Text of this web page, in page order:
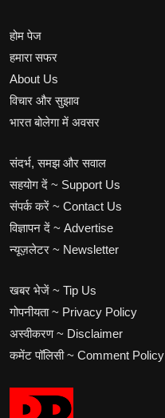
होम पेज
हमारा सफर
About Us
विचार और सुझाव
भारत बोलेगा में अवसर
संदर्भ, समझ और सवाल
सहयोग दें ~ Support Us
संपर्क करें ~ Contact Us
विज्ञापन दें ~ Advertise
न्यूज़लेटर ~ Newsletter
खबर भेजें ~ Tip Us
गोपनीयता ~ Privacy Policy
अस्वीकरण ~ Disclaimer
कमेंट पॉलिसी ~ Comment Policy